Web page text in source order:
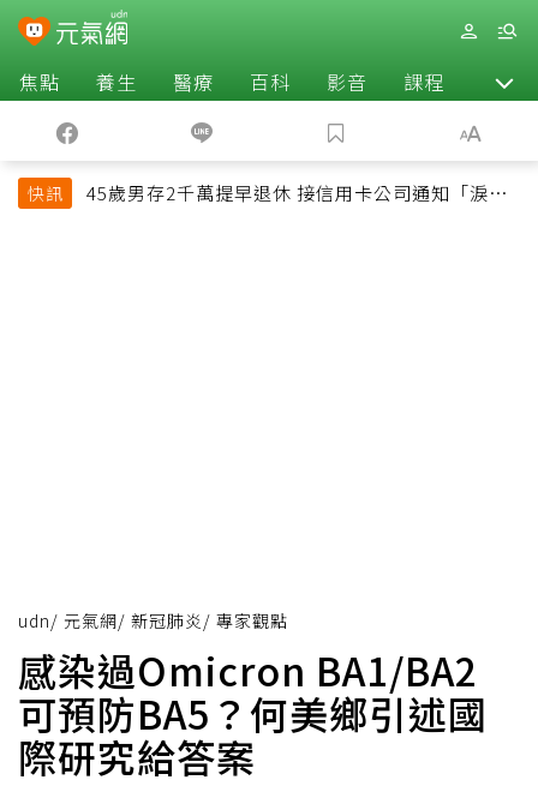
焦點 養生 醫療 百科 影音 課程 退休
快訊
45歲男存2千萬提早退休 接信用卡公司通知「淚回
udn/ 元氣網/ 新冠肺炎 / 專家觀點
感染過Omicron BA1/BA2
可預防BA5？何美鄉引述國
際研究給答案